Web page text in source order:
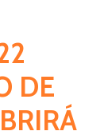
DE